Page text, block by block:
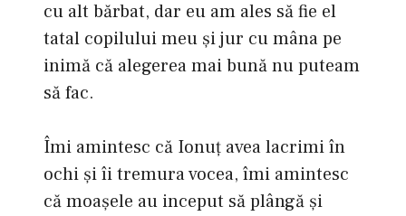
cu alt bărbat, dar eu am ales să fie el
tatal copilului meu şi jur cu mâna pe
inimă că alegerea mai bună nu puteam
să fac.
Îmi amintesc că Ionuţ avea lacrimi în
ochi şi îi tremura vocea, îmi amintesc
că moaşele au inceput să plângă şi